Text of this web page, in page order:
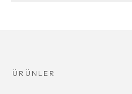
ÜRÜNLER